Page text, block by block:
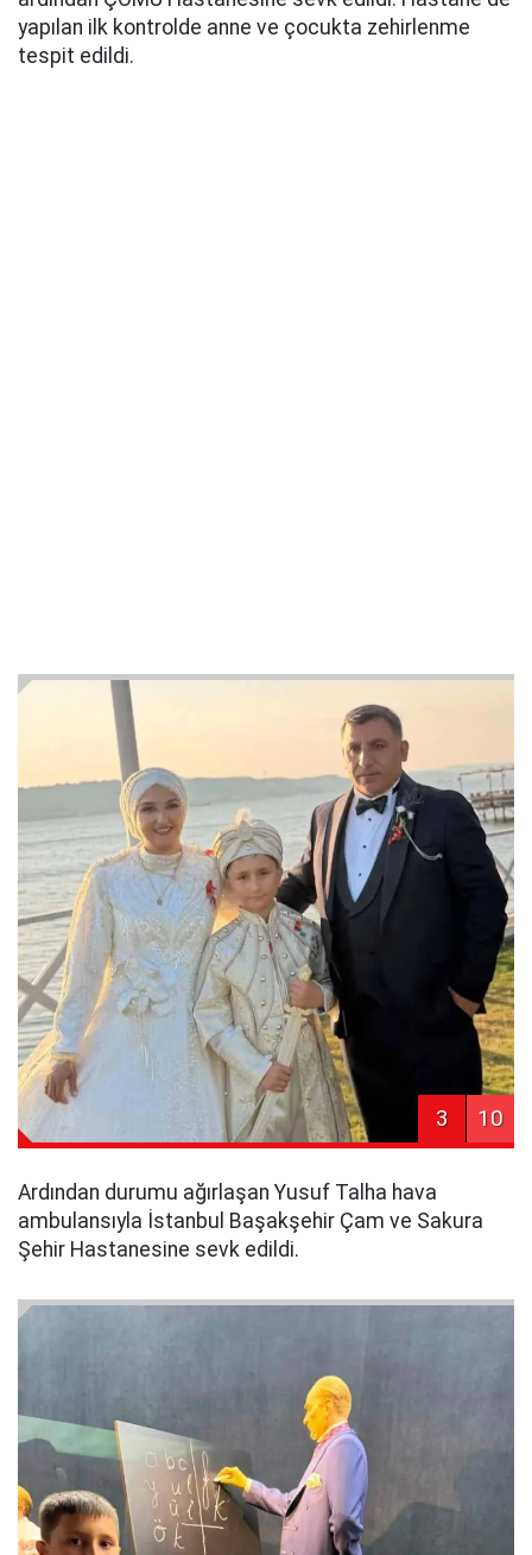
yapılan ilk kontrolde anne ve çocukta zehirlenme
tespit edildi.
3 10
Ardından durumu ağırlaşan Yusuf Talha hava
ambulansıyla İstanbul Başakşehir Çam ve Sakura
Şehir Hastanesine sevk edildi.